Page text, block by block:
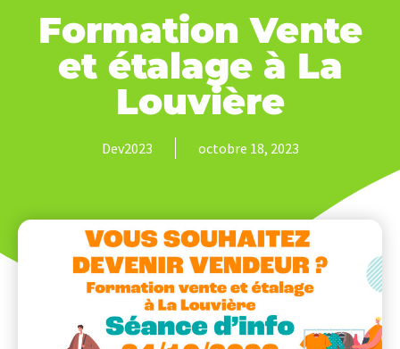
Formation Vente
et étalage à La
Louvière
Dev2023 octobre 18, 2023